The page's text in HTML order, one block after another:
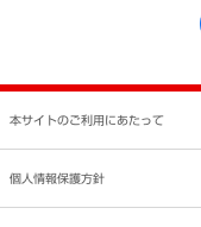
反社会的勢力に対する基本方
書面による個人情報の開示
本サイトのご利用にあたって
個人情報保護方針